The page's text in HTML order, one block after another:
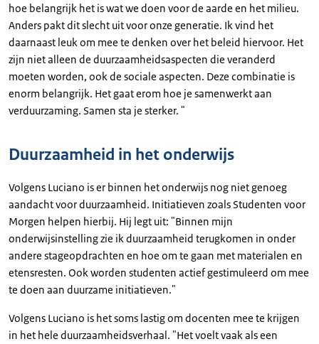
hoe belangrijk het is wat we doen voor de aarde en het milieu.
Anders pakt dit slecht uit voor onze generatie. Ik vind het
daarnaast leuk om mee te denken over het beleid hiervoor. Het
zijn niet alleen de duurzaamheidsaspecten die veranderd
moeten worden, ook de sociale aspecten. Deze combinatie is
enorm belangrijk. Het gaat erom hoe je samenwerkt aan
verduurzaming. Samen sta je sterker. "
Duurzaamheid in het onderwijs
Volgens Luciano is er binnen het onderwijs nog niet genoeg
aandacht voor duurzaamheid. Initiatieven zoals Studenten voor
Morgen helpen hierbij. Hij legt uit: "Binnen mijn
onderwijsinstelling zie ik duurzaamheid terugkomen in onder
andere stageopdrachten en hoe om te gaan met materialen en
etensresten. Ook worden studenten actief gestimuleerd om mee
te doen aan duurzame initiatieven."
Volgens Luciano is het soms lastig om docenten mee te krijgen
in het hele duurzaamheidsverhaal. "Het voelt vaak als een